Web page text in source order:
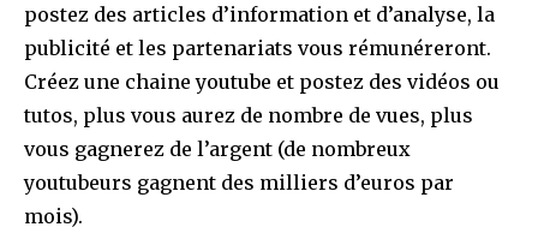
postez des articles d’information et d’analyse, la
publicité et les partenariats vous rémunéreront.
Créez une chaine youtube et postez des vidéos ou
tutos, plus vous aurez de nombre de vues, plus
vous gagnerez de l’argent (de nombreux
youtubeurs gagnent des milliers d’euros par
mois).